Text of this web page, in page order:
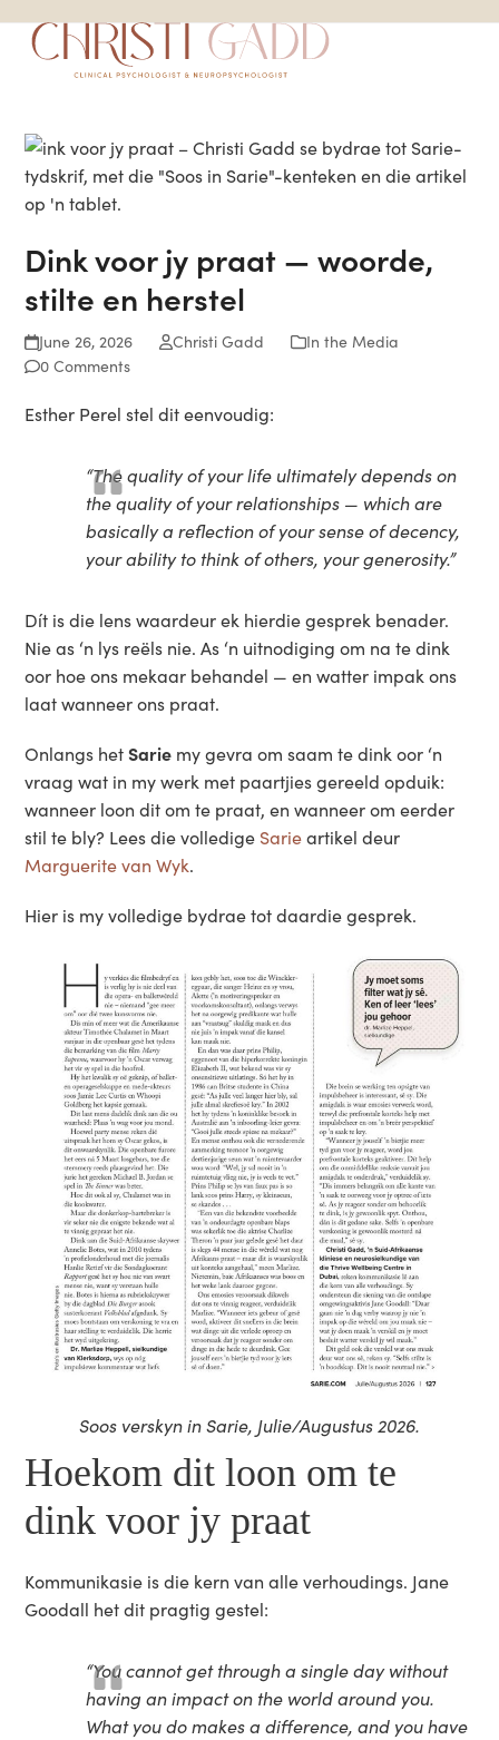
content
Open
mobile
Close
mobile
Dink voor jy praat — woorde,
stilte en herstel
June 26, 2026 Christi Gadd
In the Media
0 Comments
Esther Perel stel dit eenvoudig:
“The quality of your life ultimately depends on
the quality of your relationships — which are
basically a reflection of your sense of decency,
your ability to think of others, your generosity.”
Dít is die lens waardeur ek hierdie gesprek benader.
Nie as ‘n lys reëls nie. As ‘n uitnodiging om na te dink
oor hoe ons mekaar behandel — en watter impak ons
laat wanneer ons praat.
Onlangs hetSarie my gevra om saam te dink oor ‘n
vraag wat in my werk met paartjies gereeld opduik:
wanneer loon dit om te praat, en wanneer om eerder
stil te bly? Lees die volledige Sarieartikel deur
Marguerite van Wyk.
Hier is my volledige bydrae tot daardie gesprek.
Soos verskyn in Sarie, Julie/Augustus 2026.
Hoekom dit loon om te
dink voor jy praat
Kommunikasie is die kern van alle verhoudings. Jane
Goodall het dit pragtig gestel:
“You cannot get through a single day without
having an impact on the world around you.
What you do makes a difference, and you have